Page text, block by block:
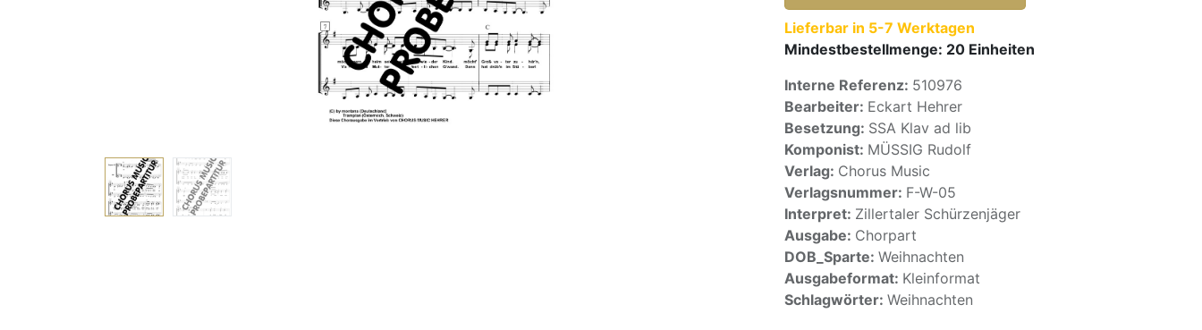
Lieferbar in 5-7 Werktagen
Mindestbestellmenge: 20 Einheiten
Interne Referenz: 510976
Bearbeiter: Eckart Hehrer
Besetzung: SSA Klav ad lib
Komponist: MÜSSIG Rudolf
Verlag: Chorus Music
Verlagsnummer: F-W-05
Interpret: Zillertaler Schürzenjäger
Ausgabe: Chorpart
DOB_Sparte: Weihnachten
Ausgabeformat: Kleinformat
Schlagwörter: Weihnachten